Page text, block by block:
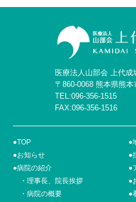
医療法人山部会 上代成
〒860-0068 熊本県熊
TEL:096-356-1515
FAX:096-356-1516
●TOP
●お知らせ
●病院の紹介
・理事長、院長挨拶
・病院の概要
●
●
●
●
●